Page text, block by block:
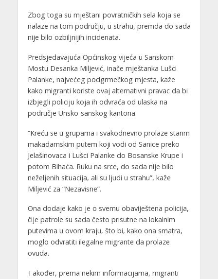
Zbog toga su mještani povratničkih sela koja se
nalaze na tom području, u strahu, premda do sada
nije bilo ozbiljnijih incidenata.
Predsjedavajuća Općinskog vijeća u Sanskom
Mostu Desanka Miljević, inače mještanka Lušci
Palanke, najvećeg podgrmečkog mjesta, kaže
kako migranti koriste ovaj alternativni pravac da bi
izbjegli policiju koja ih odvraća od ulaska na
područje Unsko-sanskog kantona.
“Kreću se u grupama i svakodnevno prolaze starim
makadamskim putem koji vodi od Sanice preko
Jelašinovaca i Lušci Palanke do Bosanske Krupe i
potom Bihaća. Ruku na srce, do sada nije bilo
neželjenih situacija, ali su ljudi u strahu”, kaže
Miljević za “Nezavisne”.
Ona dodaje kako je o svemu obaviještena policija,
čije patrole su sada često prisutne na lokalnim
putevima u ovom kraju, što bi, kako ona smatra,
moglo odvratiti ilegalne migrante da prolaze
ovuda.
Također, prema nekim informacijama, migranti